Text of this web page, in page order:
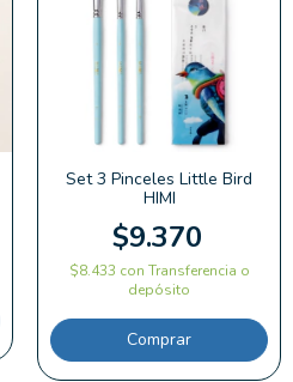
Set 3 Pinceles Little Bird
HIMI
$9.370
$8.433 con Transferencia o
depósito
Comprar